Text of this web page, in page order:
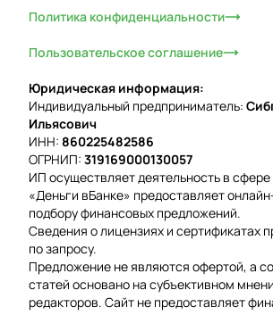
Политика конфиденциальности
Пользовательское соглашение
Юридическая информация:
Индивидуальный предприниматель:
Ильясович
ИНН: 860225482586
ОГРНИП: 319169000130057
ИП осуществляет деятельность в сфере
«Деньги вБанке» предоставляет
подбору финансовых предложений.
Сведения о лицензиях и сертификатах
по запросу.
Предложение не являются офертой, а
статей основано на субъективном
редакторов. Сайт не предоставляет